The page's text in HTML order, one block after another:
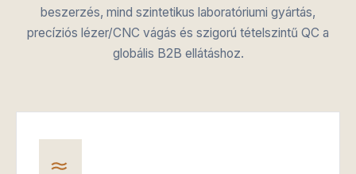
beszerzés, mind szintetikus laboratóriumi gyártás,
precíziós lézer/CNC vágás és szigorú tételszintű QC a
globális B2B ellátáshoz.